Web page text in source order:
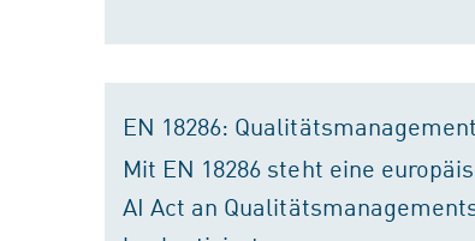
EN 18286:
Mit EN 18286 steht eine
AI Act an